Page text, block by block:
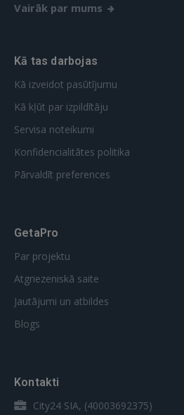
 Sign in with
Vēl neesat
Vairāk par mums
Kā tas darbojas
Kā izveidot pasūtījumu
Kā kļūt par izpildītāju
Servisa noteikumi
Konfidencialitātes politika
Pārvaldīt preferences
GetaPro
Par projektu
Atgriezeniskā saite
Jautājumi un atbildes
Blogs
Kontakti
City24 SIA, (40003692375)